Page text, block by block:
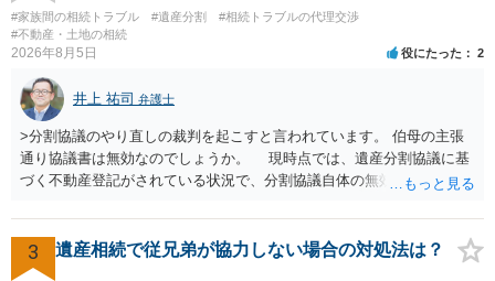
があり出席できない）との記載で十分です。 質問３について 弁護士で
はないので、ｍｉｎｔｓでの提出の必要は無いと思います。郵送（期
限までに届けばよい）で十分です。 詳細は、書面記載の裁判所書記官
にお問い合わせください。 以上、ご参考まで。
#家族間の相続トラブル #遺産分割
#相続トラブルの代理交渉
#不動産・土地の相続
2026年8月5日 役にたった 2
井上 祐司 弁護士
>分割協議のやり直しの裁判を起こすと言われています。 伯母の主張
通り協議書は無効なのでしょうか。 現時点では、遺産分割協議に基
づく不動産登記がされている状況で、分割協議自体の無効を裁判所が
方の訴訟の主張及び立証次第ですが、 ・御祖母様の認知能力に関する
医師の意見書、筆跡鑑定 が提出されればその効力が否定される可能性
はありますが、 ・伯母様自身が分割協議に加わっていること ・御祖母
3 遺産相続で従兄弟が協力しない場合の対処法は？